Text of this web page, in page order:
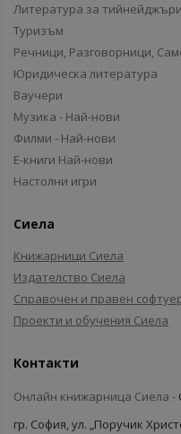
Литература за тийнейджъри
Туризъм
Речници, Разговорници,
Юридическа литература
Ваучери
Музика - Най-нови
Филми - Най-нови
Е-книги Най-нови
Настолни игри
Сиела
Книжарници Сиела
Издателство Сиела
Справочен и правен
Проекти и обучения Сиела
Контакти
Онлайн книжарница Сиела -
гр. София, ул. „Поручик